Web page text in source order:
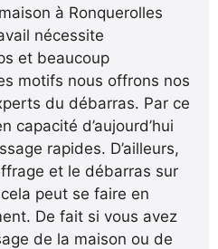
à Ronquerolles
nécessite
et beaucoup
motifs nous offrons nos
du débarras. Par ce
capacité d’aujourd’hui
rapides. D’ailleurs,
et le débarras sur
peut se faire en
De fait si vous avez
de la maison ou de